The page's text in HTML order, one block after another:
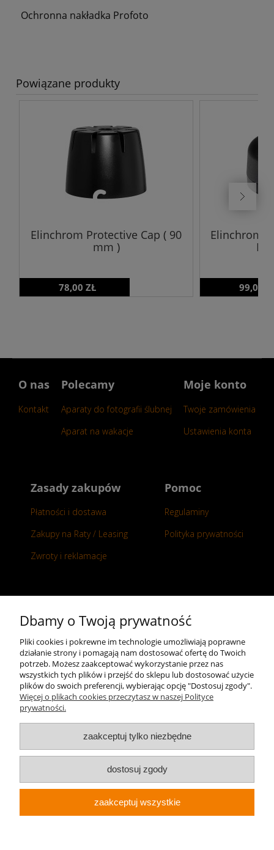
Ochronna nakładka Profoto
Powiązane produkty
Elinchrom Protective Cap ( 90
mm )
78,00 ZŁ
Elinchrom
III
99,00
O nas
Kontakt
Polecamy
Aparaty do fotografii ślubnej
Aparat na wakacje
Moje konto
Twoje zamówienia
Ustawienia konta
Zasady zakupów
Płatności i dostawa
Zakupy na Raty / Leasing
Zwroty i reklamacje
Pomoc
Regulaminy
Polityka prywatności
Kontakt
+48 696 50 70 20
sklep@notopstryk.pl
Dbamy o Twoją prywatność
Pliki cookies i pokrewne im technologie umożliwiają poprawne
działanie strony i pomagają nam dostosować ofertę do Twoich
potrzeb. Możesz zaakceptować wykorzystanie przez nas
wszystkich tych plików i przejść do sklepu lub dostosować użycie
plików do swoich preferencji, wybierając opcję "Dostosuj zgody".
Więcej o plikach cookies przeczytasz w naszej Polityce
prywatności.
zaakceptuj tylko niezbędne
dostosuj zgody
zaakceptuj wszystkie